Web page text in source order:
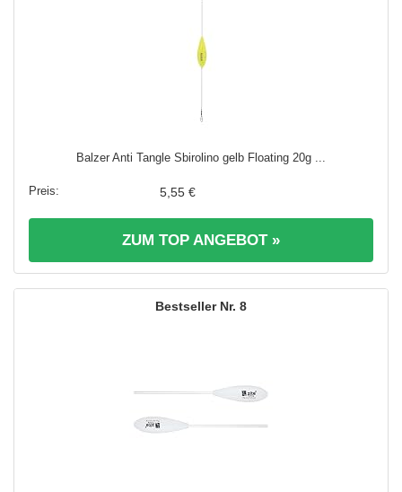
Balzer Anti Tangle Sbirolino gelb Floating 20g ...
5,55 €
ZUM TOP ANGEBOT »
8